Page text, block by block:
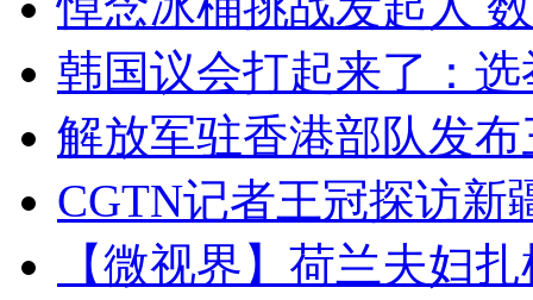
韩国议会打起来了：
解放军驻香港部队发
CGTN记者王冠探访新
【微视界】荷兰夫妇